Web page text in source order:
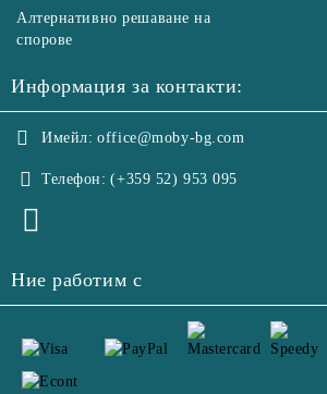
Алтернативно решаване на
спорове
Информация за контакти:
Имейл: office@moby-bg.com
Телефон: (+359 52) 953 095
Ние работим с